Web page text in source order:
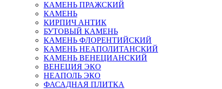
КАМЕНЬ ПРАЖСКИЙ
КАМЕНЬ
КИРПИЧ АНТИК
БУТОВЫЙ КАМЕНЬ
КАМЕНЬ ФЛОРЕНТИЙСКИЙ
КАМЕНЬ НЕАПОЛИТАНСКИЙ
КАМЕНЬ ВЕНЕЦИАНСКИЙ
ВЕНЕЦИЯ ЭКО
НЕАПОЛЬ ЭКО
ФАСАДНАЯ ПЛИТКА